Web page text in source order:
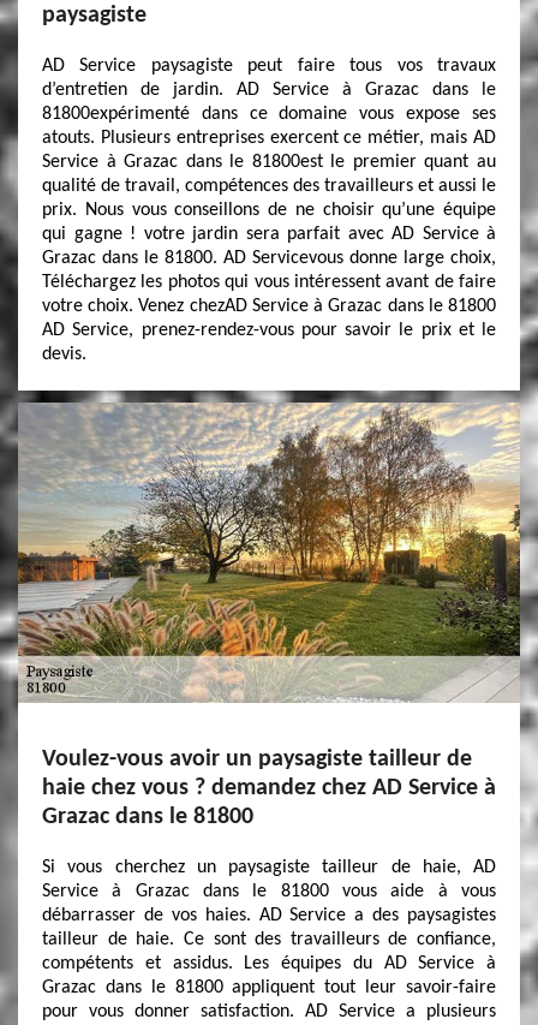
paysagiste
AD Service paysagiste peut faire tous vos travaux
d’entretien de jardin. AD Service à Grazac dans le
81800expérimenté dans ce domaine vous expose ses
atouts. Plusieurs entreprises exercent ce métier, mais AD
Service à Grazac dans le 81800est le premier quant au
qualité de travail, compétences des travailleurs et aussi le
prix. Nous vous conseillons de ne choisir qu’une équipe
qui gagne ! votre jardin sera parfait avec AD Service à
Grazac dans le 81800. AD Servicevous donne large choix,
Téléchargez les photos qui vous intéressent avant de faire
votre choix. Venez chezAD Service à Grazac dans le 81800
AD Service, prenez-rendez-vous pour savoir le prix et le
devis.
Voulez-vous avoir un paysagiste tailleur de
haie chez vous ? demandez chez AD Service à
Grazac dans le 81800
Si vous cherchez un paysagiste tailleur de haie, AD
Service à Grazac dans le 81800 vous aide à vous
débarrasser de vos haies. AD Service a des paysagistes
tailleur de haie. Ce sont des travailleurs de confiance,
compétents et assidus. Les équipes du AD Service à
Grazac dans le 81800 appliquent tout leur savoir-faire
pour vous donner satisfaction. AD Service a plusieurs